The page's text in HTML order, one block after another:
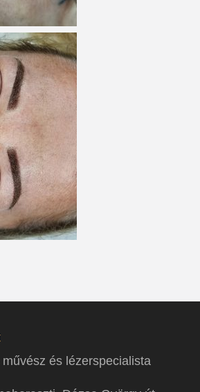
és lézerspecialista